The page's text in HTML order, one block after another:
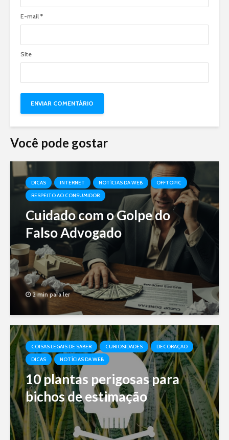
E-mail *
Site
Você pode gostar
DICAS INTERNET NOTÍCIAS DA WEB
OFFTOPIC
RESPEITO AO CONSUMIDOR
Cuidado com o Golpe do
Falso Advogado
2 min para ler
COISAS LEGAIS DE SABER CURIOSIDADES
DECORAÇÃO
DICAS
NOTÍCIAS DA WEB
10 plantas perigosas para
bichos de estimação